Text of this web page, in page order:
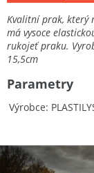
Kvalitní prak, který
má vysoce
rukojeť praku.
15,5cm
Výrobce
Parametry